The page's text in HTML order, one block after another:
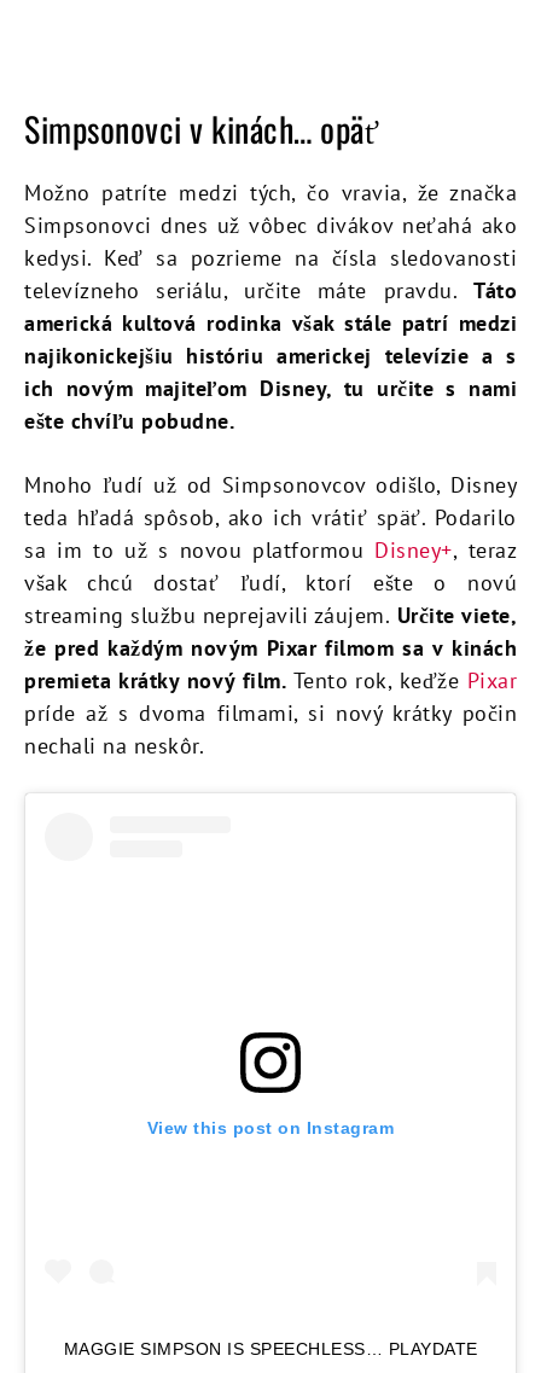
Simpsonovci v kinách… opäť
Možno patríte medzi tých, čo vravia, že značka
Simpsonovci dnes už vôbec divákov neťahá ako
kedysi. Keď sa pozrieme na čísla sledovanosti
televízneho seriálu, určite máte pravdu. Táto
americká kultová rodinka však stále patrí medzi
najikonickejšiu históriu americkej televízie a s
ich novým majiteľom Disney, tu určite s nami
ešte chvíľu pobudne.
Mnoho ľudí už od Simpsonovcov odišlo, Disney
teda hľadá spôsob, ako ich vrátiť späť. Podarilo
sa im to už s novou platformou Disney+, teraz
však chcú dostať ľudí, ktorí ešte o novú
streaming službu neprejavili záujem. Určite viete,
že pred každým novým Pixar filmom sa v kinách
premieta krátky nový film. Tento rok, keďže Pixar
príde až s dvoma filmami, si nový krátky počin
nechali na neskôr.
View this post on Instagram
MAGGIE SIMPSON IS SPEECHLESS… PLAYDATE